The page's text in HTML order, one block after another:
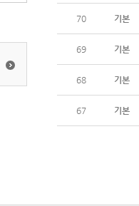
70 기본
69 기본
68 기본
67 기본